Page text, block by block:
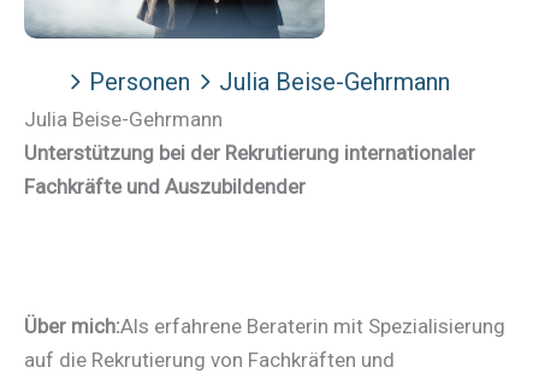
Personen Julia Beise-Gehrmann
Julia Beise-Gehrmann
Unterstützung bei der Rekrutierung internationaler
Fachkräfte und Auszubildender
Über mich:Als erfahrene Beraterin mit Spezialisierung
auf die Rekrutierung von Fachkräften und